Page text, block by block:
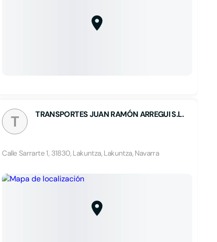
T TRANSPORTES JUAN RAMÓN ARREGUI S.L.
Calle Sarrarte 1, 31830, Lakuntza, Lakuntza, Navarra